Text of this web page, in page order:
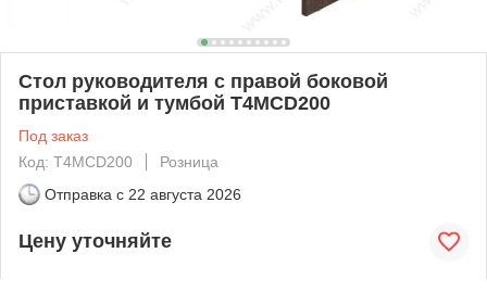
Стол руководителя с правой боковой
приставкой и тумбой T4MCD200
Под заказ
Код: T4MCD200
Розница
Отправка с 22 августа 2026
Цену уточняйте